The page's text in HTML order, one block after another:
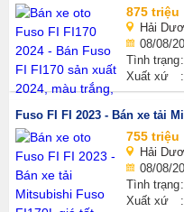
875 triệu
Hải
08/08/
Tình trạng
Xuất xứ
Fuso FI FI 2023 - Bán xe tải
755 triệu
Hải
08/08/
Tình trạng
Xuất xứ